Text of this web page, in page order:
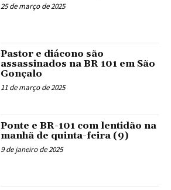
25 de março de 2025
Pastor e diácono são
assassinados na BR 101 em São
Gonçalo
11 de março de 2025
Ponte e BR-101 com lentidão na
manhã de quinta-feira (9)
9 de janeiro de 2025